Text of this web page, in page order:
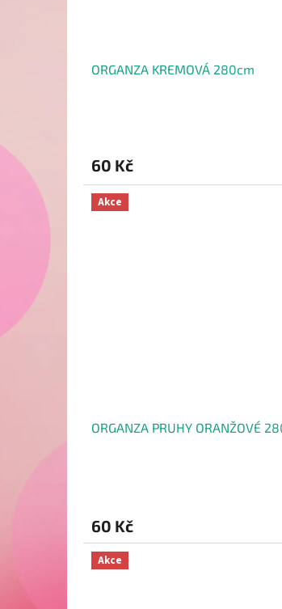
ORGANZA KREMOVÁ 280cm
60 Kč
Akce
ORGANZA PRUHY ORANŽOVÉ
60 Kč
Akce